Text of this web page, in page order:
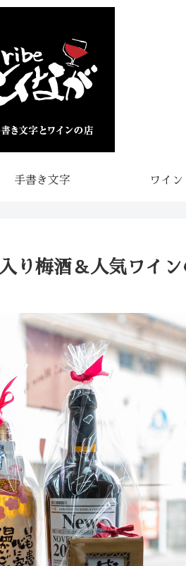
手書き文字 ワイン
り梅酒＆人気ワイン